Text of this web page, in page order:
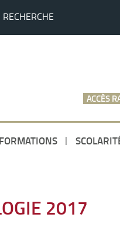
RECHERCHE
ACCÈS
FORMATIONS
2017